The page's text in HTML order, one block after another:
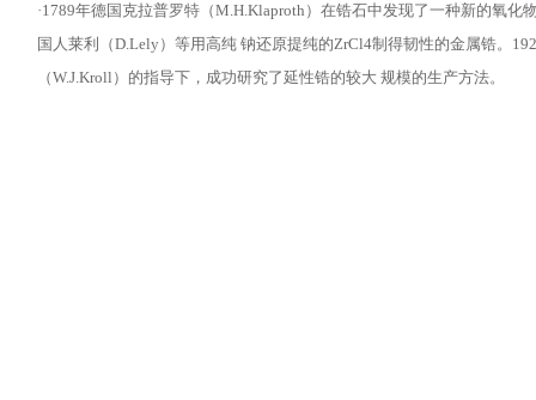
·1789年德国克拉普罗特（M.H.Klaproth）在锆石中发现了一种新的氧
国人莱利（D.Lely）等用高纯 钠还原提纯的ZrCl4制得韧性的金属锆。
（W.J.Kroll）的指导下，成功研究了延性锆的较大 规模的生产方法。